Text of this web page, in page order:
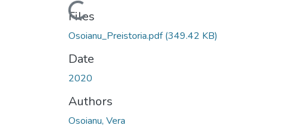
Loading...
Files
Osoianu_Preistoria.pdf(349.42 KB)
Date
2020
Authors
Osoianu, Vera